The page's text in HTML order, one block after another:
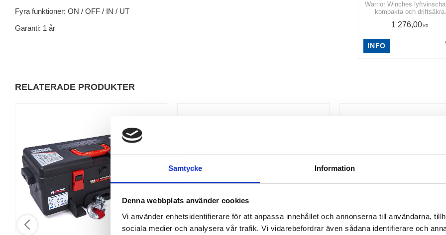
Samtycke Information
Denna webbplats använder cookies
Vi använder enhetsidentifierare för att anpassa innehållet och annonserna till användarna,
sociala medier och analysera vår trafik. Vi vidarebefordrar även sådana identifierare och
Fyra funktioner: ON / OFF / IN / UT
Garanti: 1 år
Warrior Winches
kompakta och driftsäkra
hanteringsarbeten i
1 276,00KR
INFO
RELATERADE PRODUKTER